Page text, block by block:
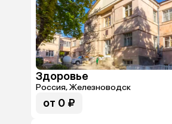
Здоровье
Россия, Железноводск
от 0 ₽